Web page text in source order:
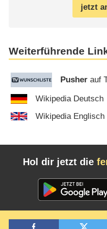
jetzt
Weiterführende
Pusher auf
Wikipedia Deutsch
Wikipedia Englisch
Hol dir jetzt die